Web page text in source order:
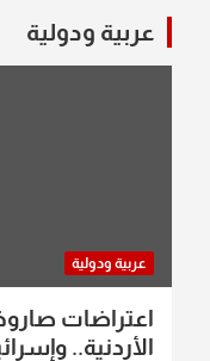
عربية ودولية
عربية ودولية
اعتراضات
الأردنية..